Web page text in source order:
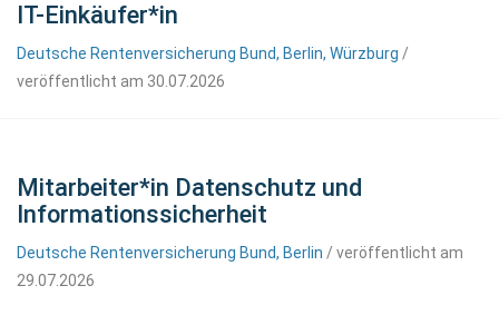
IT-Einkäufer*in
Deutsche Rentenversicherung Bund, Berlin, Würzburg /
veröffentlicht am 30.07.2026
Mitarbeiter*in Datenschutz und
Informationssicherheit
Deutsche Rentenversicherung Bund, Berlin / veröffentlicht am
29.07.2026